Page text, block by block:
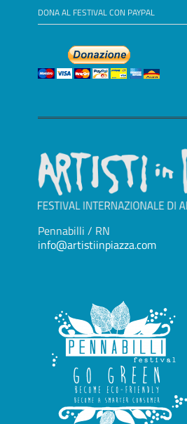
DONA AL FESTIVAL CON PAYPAL
Pennabilli / RN
info@artistiinpiazza.com